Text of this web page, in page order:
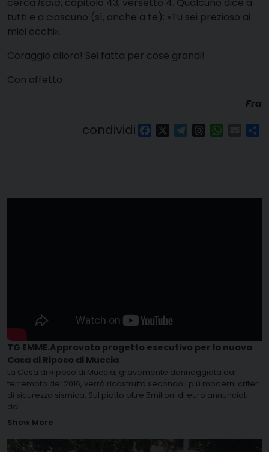
cerca Isaia, capitolo 43, versetto 4. Qualcuno dice a
tutti e a ciascuno (sì, anche a te): «Tu sei prezioso ai
miei occhi».
Coraggio allora! Sei fatta per cose grandi!
Con affetto
Fra
condividi FacebookTelegram
Threads Email
TG EMME.Approvato progetto esecutivo per la nuova
Casa di Riposo di Muccia
La Casa di Riposo di Muccia, gravemente danneggiata dal
terremoto del 2016, verrà ricostruita secondo i più moderni criteri
di sicurezza sismica. Sul piatto oltre 5milioni di euro annunciati
dal ...
Show More